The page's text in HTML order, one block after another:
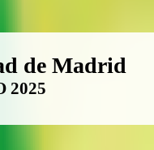
de
de Madrid
2025